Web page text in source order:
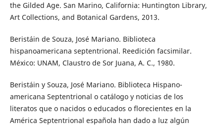
the Gilded Age. San Marino, California: Huntington Library,
Art Collections, and Botanical Gardens, 2013.
Beristáin de Souza, José Mariano. Biblioteca
hispanoamericana septentrional. Reedición facsimilar.
México: UNAM, Claustro de Sor Juana, A. C., 1980.
Beristáin y Souza, José Mariano. Biblioteca Hispano-
americana Septentrional o catálogo y noticias de los
literatos que o nacidos o educados o florecientes en la
América Septentrional española han dado a luz algún